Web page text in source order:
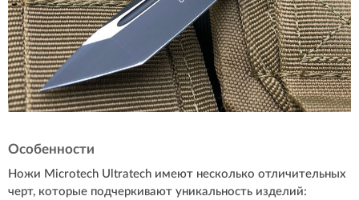
Особенности
Ножи Microtech Ultratech имеют несколько отличительных
черт, которые подчеркивают уникальность изделий: